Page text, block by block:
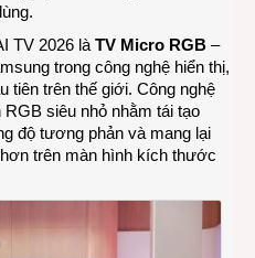
TV 2026 là TV Micro RGB –
trong công nghệ hiển thị,
tiên trên thế giới. Công nghệ
siêu nhỏ nhằm tái tạo
độ tương phản và mang lại
trên màn hình kích thước